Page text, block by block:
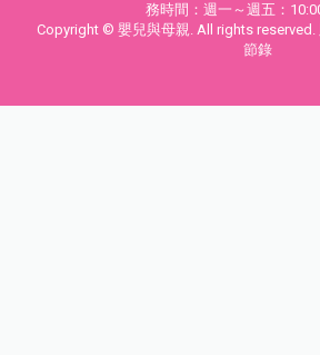
務時間：週一～週五：
Copyright © 嬰兒與母親. All rights
節錄